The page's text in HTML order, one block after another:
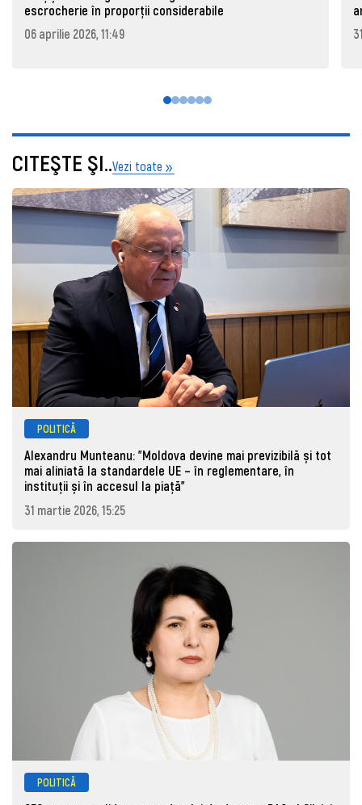
escrocherie în proporții considerabile
06 aprilie 2026, 11:49
CITEŞTE ŞI..Vezi toate
POLITICĂ
Alexandru Munteanu: "Moldova devine mai previzibilă și tot
mai aliniată la standardele UE – în reglementare, în
instituții și în accesul la piață"
31 martie 2026, 15:25
POLITICĂ